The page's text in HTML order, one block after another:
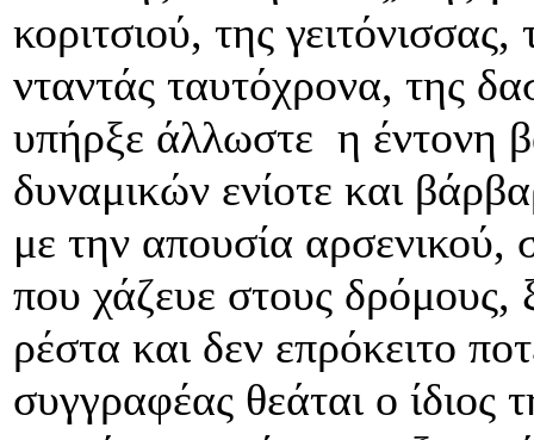
κοριτσιού, της
νταντάς ταυτόχρονα, της
υπήρξε άλλωστε η έντονη
δυναμικών ενίοτε και
με την απουσία αρσενικού,
που χάζευε στους δρόμους,
ρέστα και δεν επρόκειτο
συγγραφέας θεάται ο ίδιος